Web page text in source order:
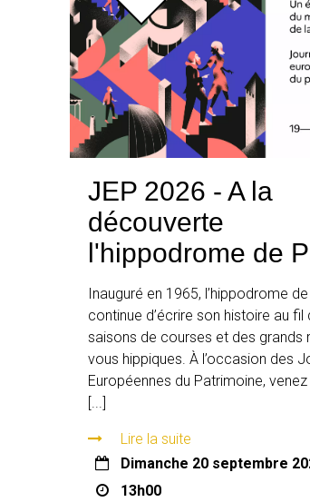
JEP 2026 - A la
découverte
l'hippodrome de
Inauguré en 1965, l’hippodrome
continue d’écrire son histoire au fil
saisons de courses et des grands
vous hippiques. À l’occasion des
Européennes du Patrimoine,
[...]
Lire la suite
dimanche 20 septembre
13h00